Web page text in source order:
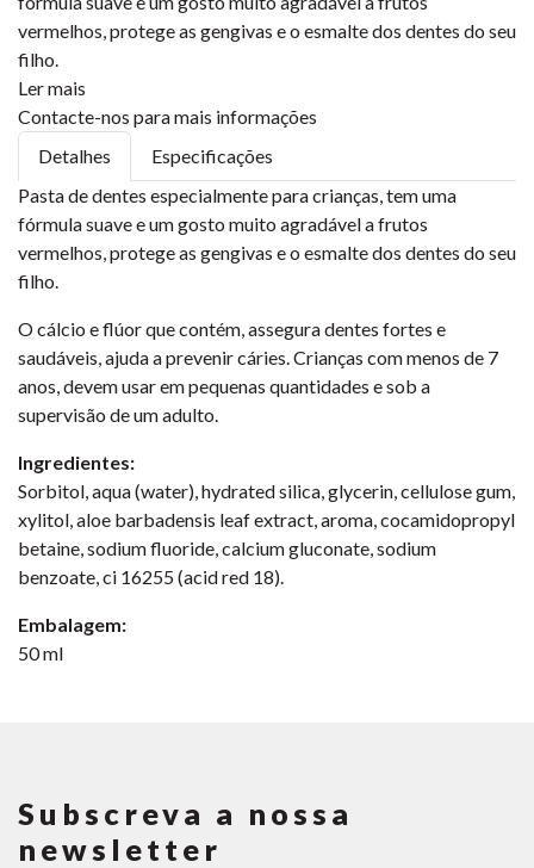
vermelhos, protege as gengivas e o esmalte dos dentes do seu
filho.
Ler mais
Contacte-nos para mais informações
Detalhes
Especificações
Pasta de dentes especialmente para crianças, tem uma
fórmula suave e um gosto muito agradável a frutos
vermelhos, protege as gengivas e o esmalte dos dentes do seu
filho.
O cálcio e flúor que contém, assegura dentes fortes e
saudáveis, ajuda a prevenir cáries. Crianças com menos de 7
anos, devem usar em pequenas quantidades e sob a
supervisão de um adulto.
Ingredientes:
Sorbitol, aqua (water), hydrated silica, glycerin, cellulose gum,
xylitol, aloe barbadensis leaf extract, aroma, cocamidopropyl
betaine, sodium fluoride, calcium gluconate, sodium
benzoate, ci 16255 (acid red 18).
Embalagem:
50 ml
Subscreva a nossa
newsletter